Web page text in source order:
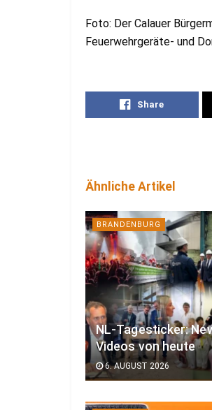
Foto: Der Calauer
Feuerwehrgeräte- und
Share
Ähnliche Artikel
BRANDENBURG
NL-Tagesticker:
Videos von heute
6. AUGUST 2026